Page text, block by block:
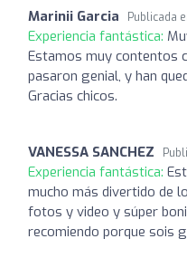
Marinii Garcia Publicada
Experiencia fantástica:
Estamos muy contentos
pasaron genial, y han
Gracias chicos.
VANESSA SANCHEZ
Experiencia fantástica:
mucho más divertido de
fotos y video y súper
recomiendo porque sois